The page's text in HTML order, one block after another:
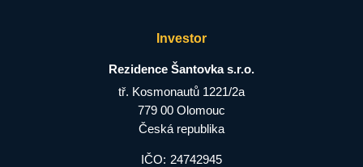
Investor
Rezidence Šantovka s.r.o.
tř. Kosmonautů 1221/2a
779 00 Olomouc
Česká republika
IČO: 24742945